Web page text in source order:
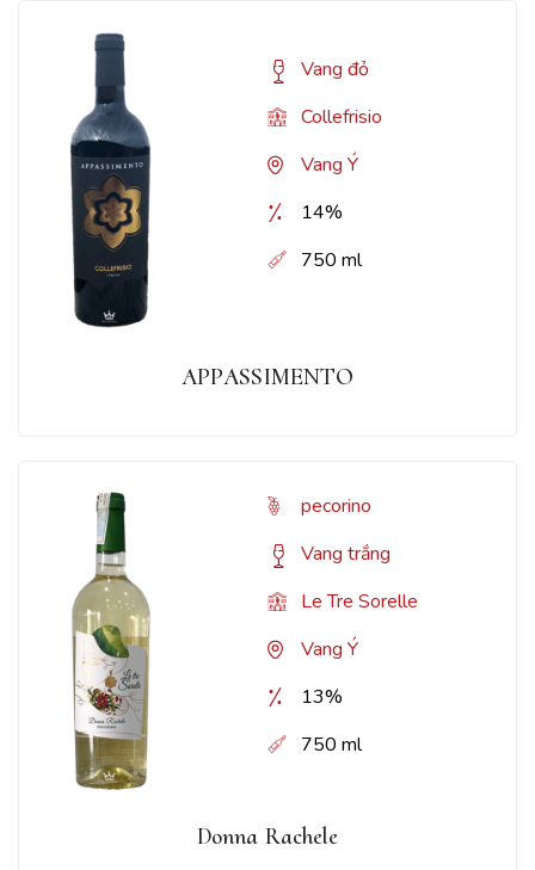
Vang đỏ
Collefrisio
Vang Ý
14%
750 ml
APPASSIMENTO
pecorino
Vang trắng
Le Tre Sorelle
Vang Ý
13%
750 ml
Donna Rachele